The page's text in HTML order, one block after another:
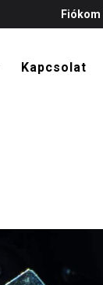
Fiókom
Kapcsolat